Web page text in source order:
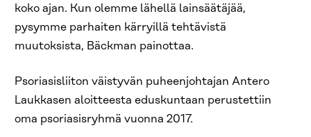
koko ajan. Kun olemme lähellä lainsäätäjää,
pysymme parhaiten kärryillä tehtävistä
muutoksista, Bäckman painottaa.
Psoriasisliiton väistyvän puheenjohtajan Antero
Laukkasen aloitteesta eduskuntaan perustettiin
oma psoriasisryhmä vuonna 2017.